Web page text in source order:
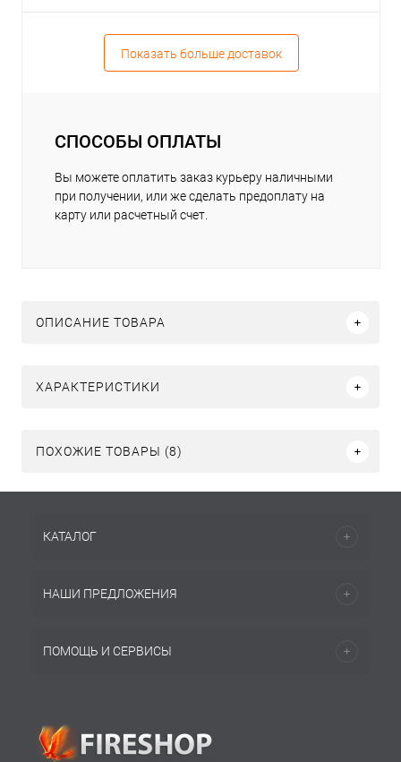
Показать больше доставок
СПОСОБЫ ОПЛАТЫ
Вы можете оплатить заказ курьеру наличными
при получении, или же сделать предоплату на
карту или расчетный счет.
ОПИСАНИЕ ТОВАРА
ХАРАКТЕРИСТИКИ
ПОХОЖИЕ ТОВАРЫ (8)
КАТАЛОГ
НАШИ ПРЕДЛОЖЕНИЯ
ПОМОЩЬ И СЕРВИСЫ